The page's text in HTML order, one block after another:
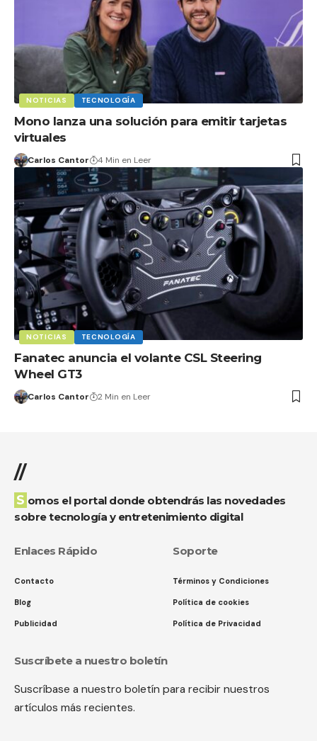
NOTICIAS TECNOLOGÍA
Mono lanza una solución para emitir tarjetas
virtuales
Carlos Cantor 4 Min en Leer
NOTICIAS TECNOLOGÍA
Fanatec anuncia el volante CSL Steering
Wheel GT3
Carlos Cantor 2 Min en Leer
//
Somos el portal donde obtendrás las novedades
sobre tecnología y entretenimiento digital
Enlaces Rápido
Contacto
Blog
Publicidad
Soporte
Términos y Condiciones
Política de cookies
Política de Privacidad
Suscríbete a nuestro boletín
Suscríbase a nuestro boletín para recibir nuestros
artículos más recientes.